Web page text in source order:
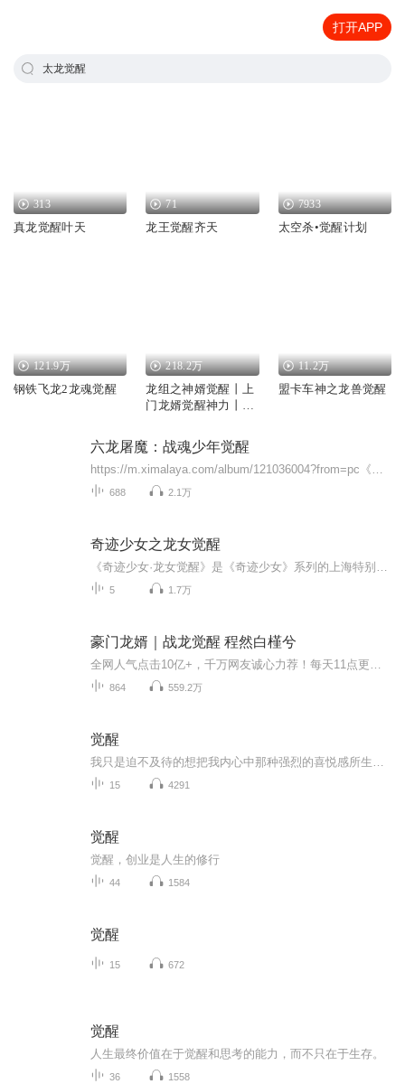
打开APP
太龙觉醒
313
真龙觉醒叶天
71
龙王觉醒齐天
7933
太空杀•觉醒计划
121.9万
钢铁飞龙2龙魂觉醒
218.2万
龙组之神婿觉醒丨上
门龙婿觉醒神力丨言
11.2万
盟卡车神之龙兽觉醒
六龙屠魔：战魂少年觉醒
688 2.1万
奇迹少女之龙女觉醒
5 1.7万
豪门龙婿｜战龙觉醒 程然白槿兮
864 559.2万
觉醒
15 4291
觉醒
觉醒，创业是人生的修行
44 1584
觉醒
15 672
觉醒
人生最终价值在于觉醒和思考的能力，而不只在于生存。
36 1558